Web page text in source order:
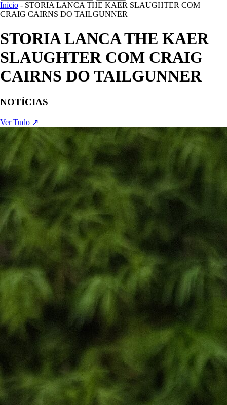
Início - STORIA LANCA THE KAER SLAUGHTER COM
CRAIG CAIRNS DO TAILGUNNER
STORIA LANCA THE KAER
SLAUGHTER COM CRAIG
CAIRNS DO TAILGUNNER
NOTÍCIAS
Ver Tudo ↗